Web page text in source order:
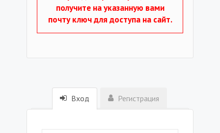
получите на указанную вами
почту ключ для доступа на сайт.
Вход Регистрация